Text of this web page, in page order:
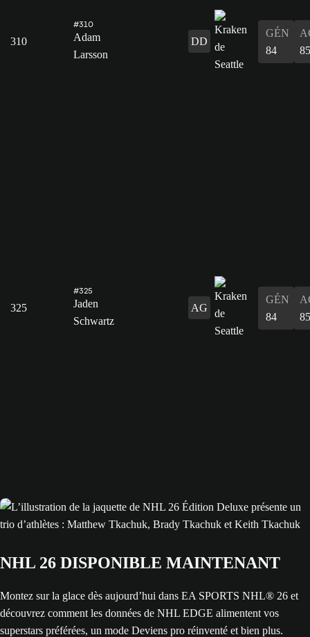
310
#310
Adam
Larsson
DD
GÉN
84
85
325
#325
Jaden
Schwartz
AG
GÉN
84
85
NHL 26 DISPONIBLE MAINTENANT
Montez sur la glace dès aujourd’hui dans EA SPORTS NHL® 26 et
découvrez comment les données de NHL EDGE alimentent vos
superstars préférées, un mode Deviens pro réinventé et bien plus.